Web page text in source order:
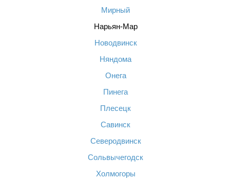
Мирный
Нарьян-Мар
Новодвинск
Няндома
Онега
Пинега
Плесецк
Савинск
Северодвинск
Сольвычегодск
Холмогоры